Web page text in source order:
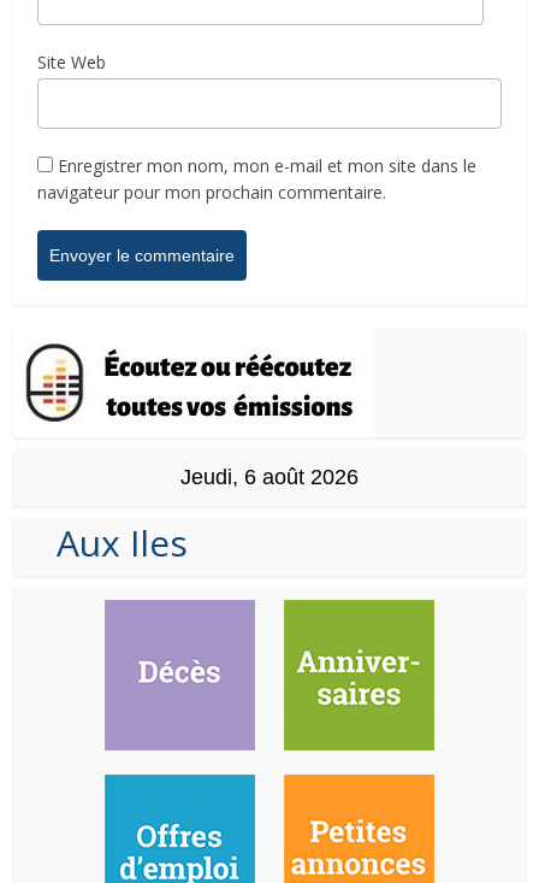
Site Web
Enregistrer mon nom, mon e-mail et mon site dans le
navigateur pour mon prochain commentaire.
Jeudi, 6 août 2026
Aux Iles